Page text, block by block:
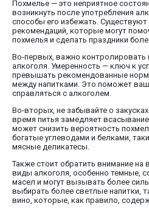
Похмелье — это неприятное
возникнуть после употребления
способы его избежать.
рекомендаций, которые могут
похмелья и сделать праздники
Во-первых, важно контролировать
алкоголя. Умеренность — ключ к
превышать рекомендованные
между напитками. Это поможет
справляться с алкоголем.
Во-вторых, не забывайте о
время питья замедляет
может снизить вероятность
богатые углеводами и белками,
мясные деликатесы.
Также стоит обратить внимание
виды алкоголя, особенно темные,
масел и могут вызывать более
выбирать более светлые напитки,
вино, которые, как правило,